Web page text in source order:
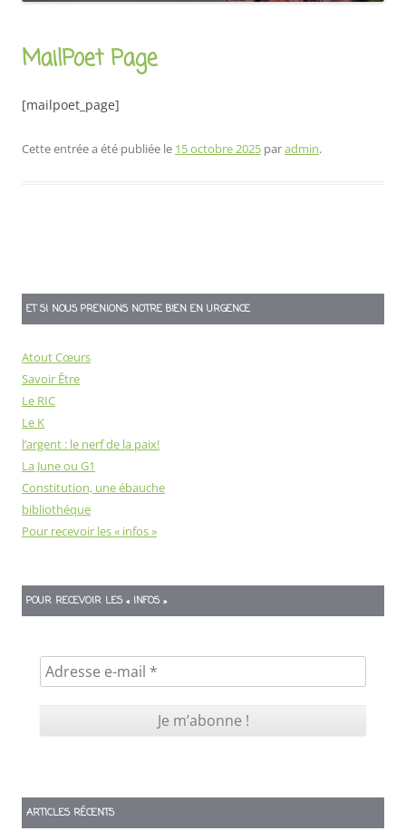
MailPoet Page
[mailpoet_page]
Cette entrée a été publiée le 15 octobre 2025 paradmin.
articles
ET SI NOUS PRENIONS NOTRE BIEN EN URGENCE
Atout Cœurs
Savoir Être
Le RIC
Le K
l’argent : le nerf de la paix!
La June ou G1
Constitution, une ébauche
bibliothéque
Pour recevoir les « infos »
POUR RECEVOIR LES « INFOS »
ARTICLES RÉCENTS